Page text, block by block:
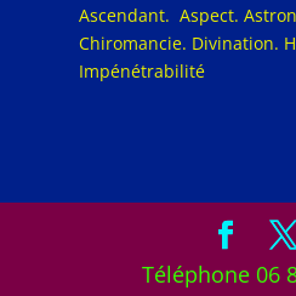
Ascendant. Aspect.
Chiromancie. Divination.
Impénétrabilité
Téléphone 06